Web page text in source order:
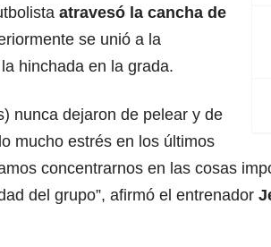
atravesó la cancha de
se unió a la
hinchada en la grada.
nunca dejaron de pelear y de
mucho estrés en los últimos
concentrarnos en las cosas
del grupo”, afirmó el entrenador